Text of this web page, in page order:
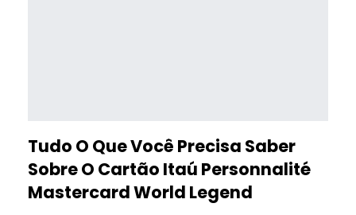
Tudo O Que Você Precisa Saber
Sobre O Cartão Itaú Personnalité
Mastercard World Legend